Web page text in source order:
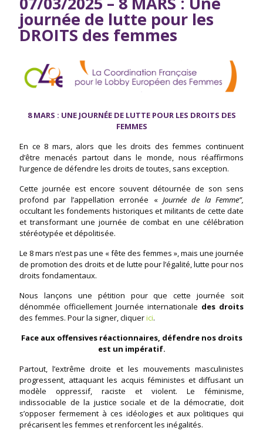
journée de lutte pour les
DROITS des femmes
8 MARS : UNE JOURNÉE DE LUTTE POUR LES DROITS DES
FEMMES
En ce 8 mars, alors que les droits des femmes continuent
d’être menacés partout dans le monde, nous réaffirmons
l’urgence de défendre les droits de toutes, sans exception.
Cette journée est encore souvent détournée de son sens
profond par l’appellation erronée « Journée de la Femme”,
occultant les fondements historiques et militants de cette date
et transformant une journée de combat en une célébration
stéréotypée et dépolitisée.
Le 8 mars n’est pas une « fête des femmes », mais une journée
de promotion des droits et de lutte pour l’égalité, lutte pour nos
droits fondamentaux.
Nous lançons une pétition pour que cette journée soit
dénommée officiellement Journée internationale des droits
des femmes. Pour la signer, cliquerici.
Face aux offensives réactionnaires, défendre nos droits
est un impératif.
Partout, l’extrême droite et les mouvements masculinistes
progressent, attaquant les acquis féministes et diffusant un
modèle oppressif, raciste et violent. Le féminisme,
indissociable de la justice sociale et de la démocratie, doit
s’opposer fermement à ces idéologies et aux politiques qui
précarisent les femmes et renforcent les inégalités.